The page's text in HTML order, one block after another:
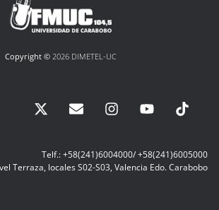
Copyright © 2026 DIMETEL-UC
Telf.: +58(241)6004000/ +58(241)6005000
Terraza, locales S02-S03, Valencia Edo. Carabobo